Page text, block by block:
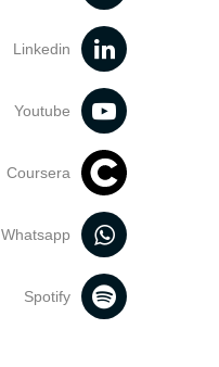
Linkedin
Youtube
Coursera
Whatsapp
Spotify